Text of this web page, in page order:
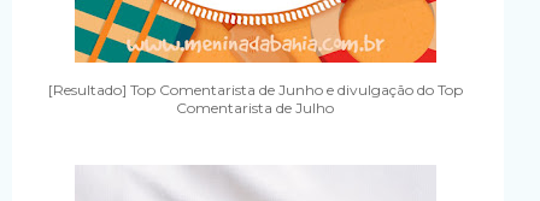
[Resultado] Top Comentarista de Junho e divulgação do Top
Comentarista de Julho